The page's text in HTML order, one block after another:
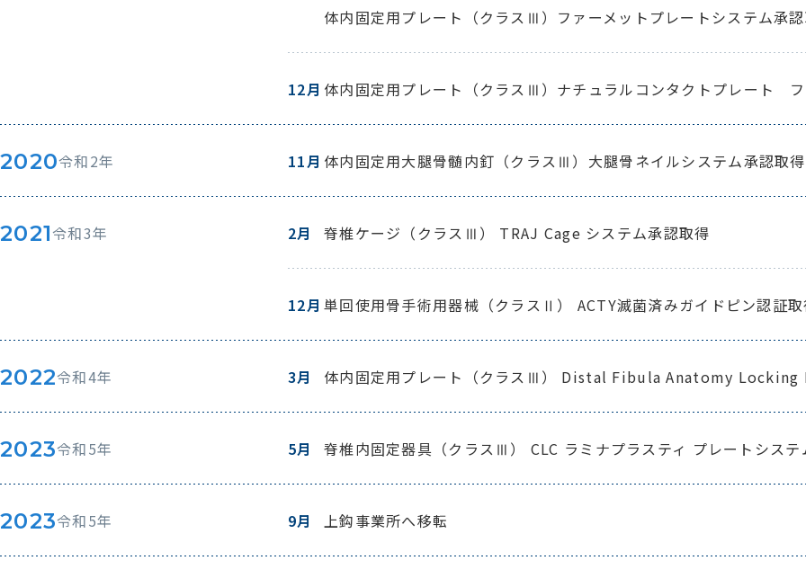
体内固定用プレート（クラスⅢ）ファーメットプレートシステム承
12月 体内固定用プレート（クラスⅢ）ナチュラルコンタクトプレート
2020令和2年 11月 体内固定用大腿骨髄内釘（クラスⅢ）大腿骨ネイルシステム承認取得
2021令和3年 2月 脊椎ケージ（クラスⅢ） TRAJ Cage システム承認取得
12月 単回使用骨手術用器械（クラスⅡ） ACTY滅菌済みガイドピン認証取
2022令和4年 3月 体内固定用プレート（クラスⅢ） Distal Fibula Anatomy Locking
2023令和5年 5月 脊椎内固定器具（クラスⅢ） CLC ラミナプラスティ プレートシス
2023令和5年 9月 上鈎事業所へ移転